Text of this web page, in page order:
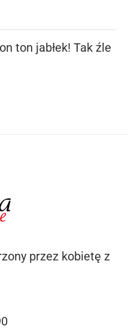
ton jabłek! Tak źle
przez kobietę z